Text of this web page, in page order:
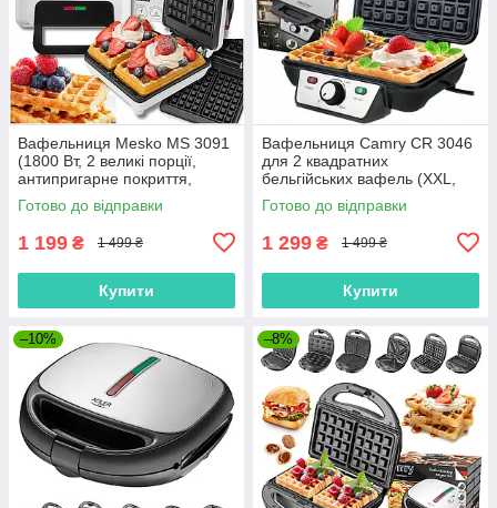
Вафельниця Mesko MS 3091
(1800 Вт, 2 великі порції,
антипригарне покриття,
Польща)
Готово до відправки
1 199 ₴ 1 499 ₴
Купити
Вафельниця Camry CR 3046
для 2 квадратних
бельгійських вафель (XXL,
1600Вт, Польща)
Готово до відправки
1 299 ₴ 1 499 ₴
Купити
–10% –8%